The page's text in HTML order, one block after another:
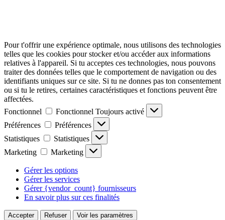
Pour t'offrir une expérience optimale, nous utilisons des technologies
telles que les cookies pour stocker et/ou accéder aux informations
relatives à l'appareil. Si tu acceptes ces technologies, nous pouvons
traiter des données telles que le comportement de navigation ou des
identifiants uniques sur ce site. Si tu ne donnes pas ton consentement
ou si tu le retires, certaines caractéristiques et fonctions peuvent être
affectées.
Fonctionnel
Fonctionnel Toujours activé
Préférences
Préférences
Statistiques
Statistiques
Marketing
Marketing
Gérer les options
Gérer les services
Gérer {vendor_count} fournisseurs
En savoir plus sur ces finalités
Accepter Refuser
Voir les paramètres